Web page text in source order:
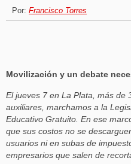
Por: Francisco Torres
Movilización y un debate
El jueves 7 en La Plata, más de
auxiliares, marchamos a la
Educativo Gratuito. En ese
que sus costos no se
usuarios ni en subas de
empresarios que salen de